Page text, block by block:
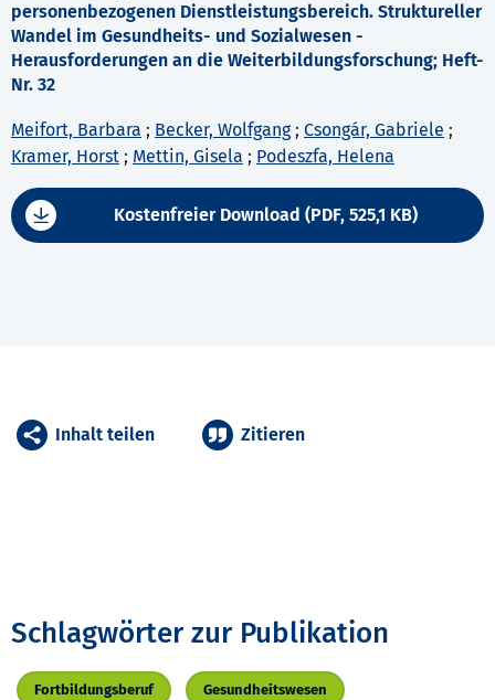
personenbezogenen Dienstleistungsbereich. Struktureller
Wandel im Gesundheits- und Sozialwesen -
Herausforderungen an die Weiterbildungsforschung; Heft-
Nr. 32
Meifort, Barbara ; Becker, Wolfgang; Csongár, Gabriele ;
Kramer, Horst ; Mettin, Gisela ; Podeszfa, Helena
Kostenfreier Download (PDF, 525,1 KB)
Inhalt teilen Zitieren
Schlagwörter zur Publikation
Fortbildungsberuf Gesundheitswesen